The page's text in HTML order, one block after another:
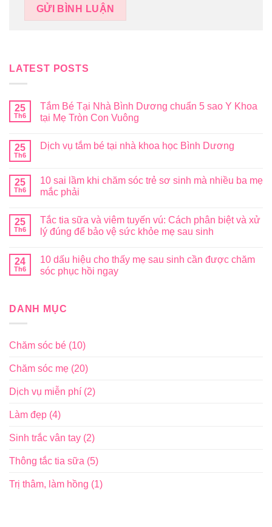
LATEST POSTS
25
Th6
Tắm Bé Tại Nhà Bình Dương chuẩn 5 sao Y Khoa
tại Mẹ Tròn Con Vuông
25
Th6
Dịch vụ tắm bé tại nhà khoa học Bình Dương
25
Th6
10 sai lầm khi chăm sóc trẻ sơ sinh mà nhiều ba mẹ
mắc phải
25
Th6
Tắc tia sữa và viêm tuyến vú: Cách phân biệt và xử
lý đúng để bảo vệ sức khỏe mẹ sau sinh
24
Th6
10 dấu hiệu cho thấy mẹ sau sinh cần được chăm
sóc phục hồi ngay
DANH MỤC
Chăm sóc bé (10)
Chăm sóc mẹ (20)
Dịch vụ miễn phí (2)
Làm đẹp (4)
Sinh trắc vân tay (2)
Thông tắc tia sữa (5)
Trị thâm, làm hồng (1)